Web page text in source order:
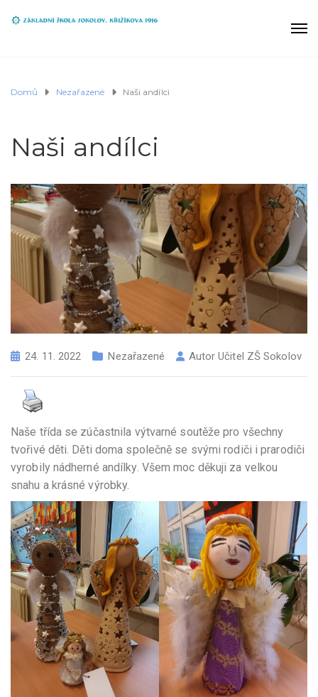
Domů Nezařazené Naši andílci
Naši andílci
24. 11. 2022 Nezařazené AutorUčitel ZŠ Sokolov
Naše třída se zúčastnila výtvarné soutěže pro všechny
tvořivé děti. Děti doma společně se svými rodiči i prarodiči
vyrobily nádherné andílky. Všem moc děkuji za velkou
snahu a krásné výrobky.